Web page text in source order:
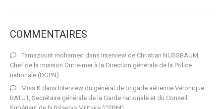
COMMENTAIRES
Tamazount mohamed dans Interview de Christian NUSSBAUM,
Chef de la mission Outre-mer à la Direction générale de la Police
nationale (DGPN)
Miss K dans Interview du général de brigade aérienne Véronique
BATUT, Secrétaire générale de la Garde nationale et du Conseil